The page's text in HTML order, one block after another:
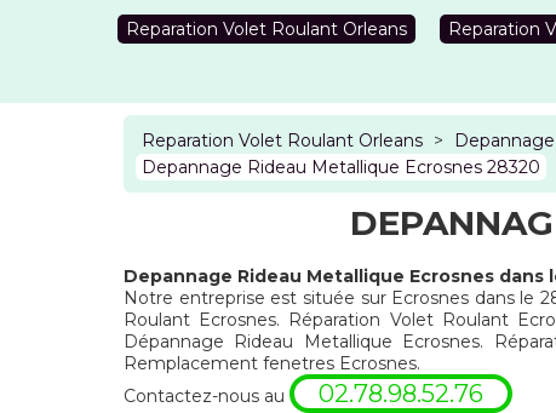
Reparation Volet Roulant Orleans Reparation
Reparation Volet Roulant Orleans >
Depannage Rideau Metallique Ecrosnes 28320
Depannage Rideau Metallique Ecrosnes dans
Notre entreprise est située sur Ecrosnes dans le
Roulant Ecrosnes. Réparation Volet Roulant
Dépannage Rideau Metallique Ecrosnes.
Remplacement fenetres Ecrosnes.
Contactez-nous au
02.78.98.52.76